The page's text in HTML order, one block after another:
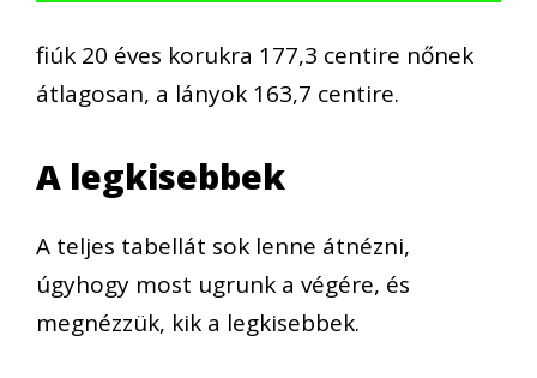
fiúk 20 éves korukra 177,3 centire nőnek
átlagosan, a lányok 163,7 centire.
A legkisebbek
A teljes tabellát sok lenne átnézni,
úgyhogy most ugrunk a végére, és
megnézzük, kik a legkisebbek.